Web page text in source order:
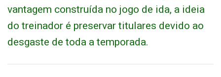
vantagem construída no jogo de ida, a ideia
do treinador é preservar titulares devido ao
desgaste de toda a temporada.